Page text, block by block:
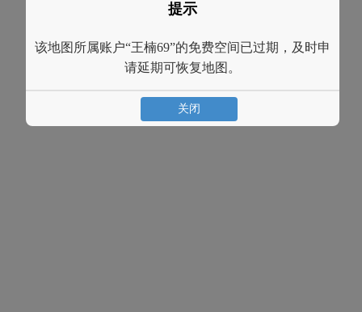
提示
该地图所属账户“王楠69”的免费空间已过期，及时申
请延期可恢复地图。
关闭